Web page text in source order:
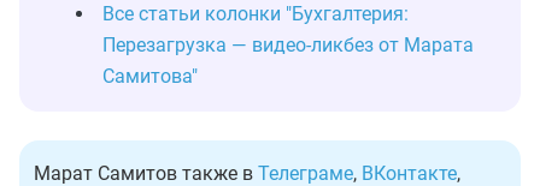
Все статьи колонки "Бухгалтерия:
Перезагрузка — видео-ликбез от Марата
Самитова"
Марат Самитов также в Телеграме, ВКонтакте,